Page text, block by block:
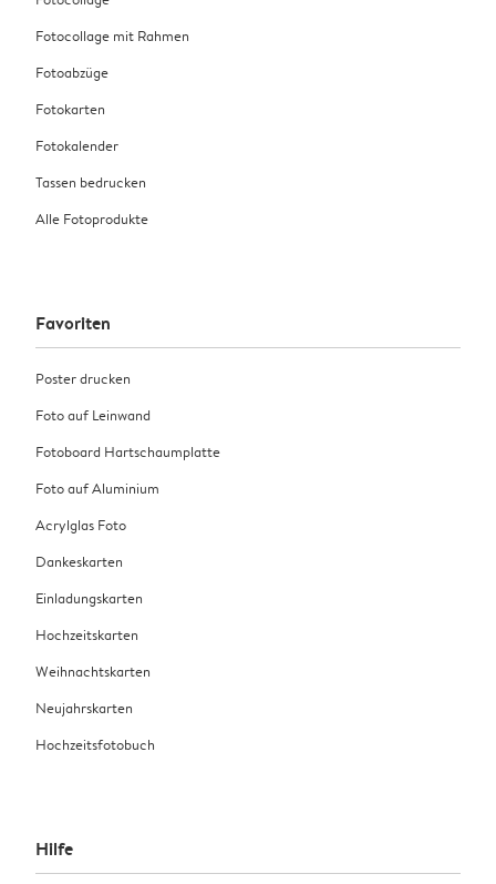
Fotocollage mit Rahmen
Fotoabzüge
Fotokarten
Fotokalender
Tassen bedrucken
Alle Fotoprodukte
Favoriten
Poster drucken
Foto auf Leinwand
Fotoboard Hartschaumplatte
Foto auf Aluminium
Acrylglas Foto
Dankeskarten
Einladungskarten
Hochzeitskarten
Weihnachtskarten
Neujahrskarten
Hochzeitsfotobuch
Hilfe